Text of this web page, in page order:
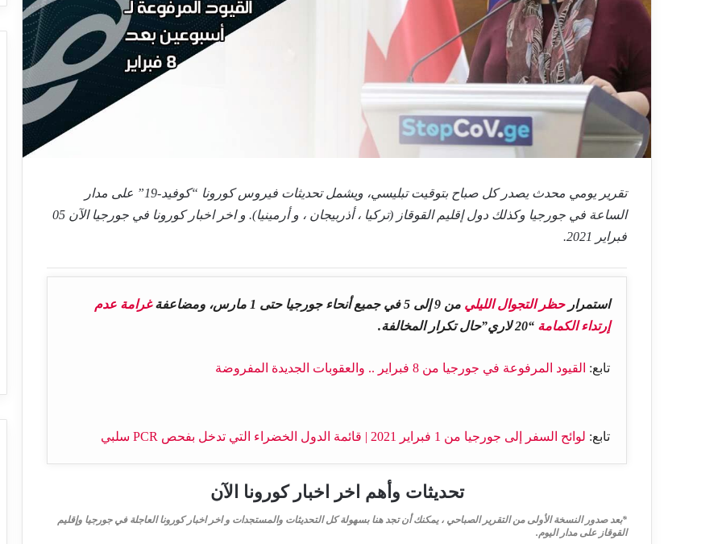
تقرير يومي محدث يصدر كل صباح بتوقيت تبليسي، ويشمل تحديثات فيروس كورونا “كوفيد-19” على مدار
الساعة في جورجيا وكذلك دول إقليم القوقاز (تركيا ، أذربيجان ، و أرمينيا). و اخر اخبار كورونا في جورجيا الآن 05
فبراير 2021.
استمرارحظر التجوال الليلي من 9 إلى 5 في جميع أنحاء جورجيا حتى 1 مارس، ومضاعفة
غرامة عدم
إرتداء الكمامة “20 لاري”حال تكرار المخالفة.
تابع: القيود المرفوعة في جورجيا من 8 فبراير .. والعقوبات الجديدة المفروضة
تابع: لوائح السفر إلى جورجيا من 1 فبراير 2021 | قائمة الدول الخضراء التي تدخل بفحص PCR سلبي
تحديثات وأهم اخر اخبار كورونا الآن
*بعد صدور النسخة الأولى من التقرير الصباحي ، يمكنك أن تجد هنا بسهولة كل التحديثات والمستجدات و اخر اخبار كورونا العاجلة في جورجيا وإقليم
القوقاز على مدار اليوم.